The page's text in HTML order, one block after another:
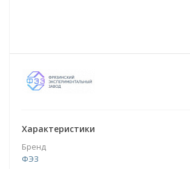
Характеристики
Бренд
ФЭЗ